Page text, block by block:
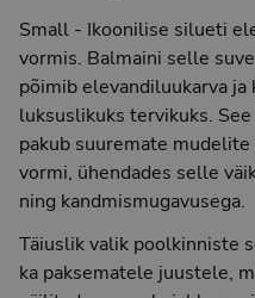
Small - Ikoonilise silueti
vormis. Balmaini selle
põimib elevandiluukarva
luksuslikuks tervikuks.
pakub suuremate
vormi, ühendades selle
ning kandmismugavusega.
Täiuslik valik poolkinniste
ka paksematele juustele,